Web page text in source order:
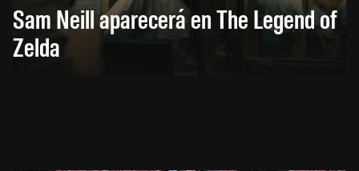
Sam Neill aparecerá en The Legend of
Zelda